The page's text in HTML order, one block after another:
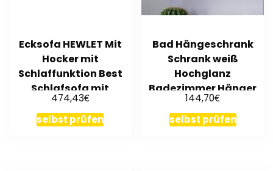
Ecksofa HEWLET Mit
Hocker mit
Schlaffunktion Best
Schlafsofa mit
Bettkasten!
474,43€
selbst prüfen
Bad Hängeschrank
Schrank weiß
Hochglanz
Badezimmer Hänger
breit 2 Türen 80 cm
Amanda
144,70€
selbst prüfen